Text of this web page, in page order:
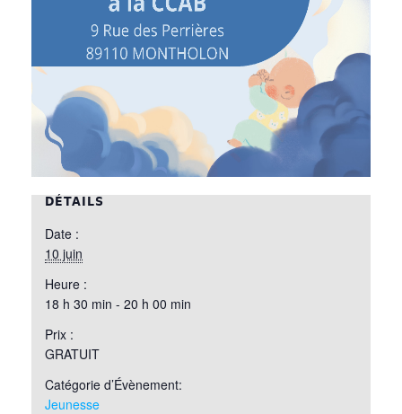
DÉTAILS
Date :
10 juin
Heure :
18 h 30 min - 20 h 00 min
Prix :
GRATUIT
Catégorie d’Évènement:
Jeunesse